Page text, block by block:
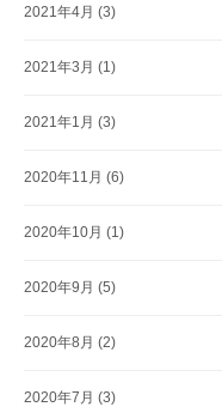
2021年4月 (3)
2021年3月 (1)
2021年1月 (3)
2020年11月 (6)
2020年10月 (1)
2020年9月 (5)
2020年8月 (2)
2020年7月 (3)